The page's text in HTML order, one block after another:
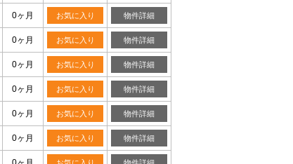
0ヶ月 お気に入り 物件詳細
0ヶ月 お気に入り 物件詳細
0ヶ月 お気に入り 物件詳細
0ヶ月 お気に入り 物件詳細
0ヶ月 お気に入り 物件詳細
0ヶ月 お気に入り 物件詳細